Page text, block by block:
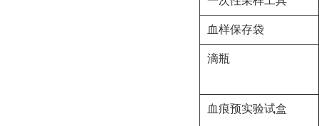
血样保存袋
滴瓶
血痕预实验试盒